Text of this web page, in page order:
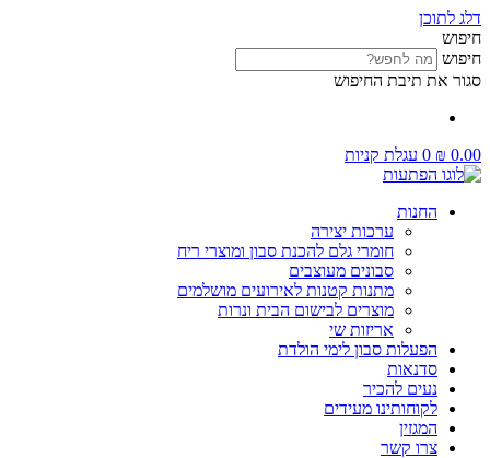
דלג לתוכן
חיפוש
חיפוש
סגור את תיבת החיפוש
₪ 0.00
0 עגלת קניות
החנות
ערכות יצירה
חומרי גלם להכנת סבון ומוצרי ריח
סבונים מעוצבים
מתנות קטנות לאירועים מושלמים
מוצרים לבישום הבית ונרות
אריזות שי
הפעלות סבון לימי הולדת
סדנאות
נעים להכיר
לקוחותינו מעידים
המגזין
צרו קשר